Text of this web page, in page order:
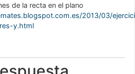
de la recta en el plano
2013/03/
y.html